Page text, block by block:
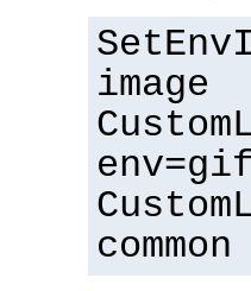
image